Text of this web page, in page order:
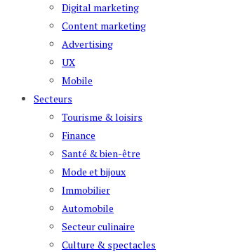
Digital marketing
Content marketing
Advertising
UX
Mobile
Secteurs
Tourisme & loisirs
Finance
Santé & bien-être
Mode et bijoux
Immobilier
Automobile
Secteur culinaire
Culture & spectacles